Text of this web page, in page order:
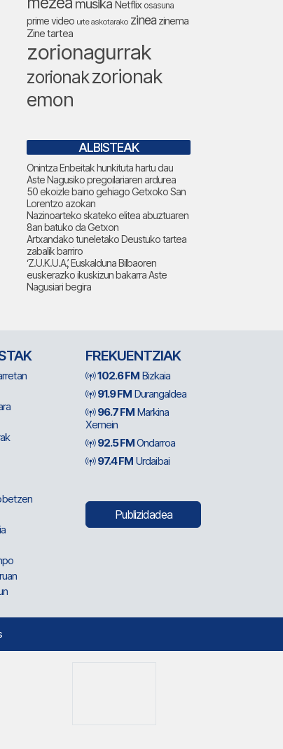
musika Netflix osasuna
prime video urte askotarako zinea zinema
Zine tartea
zorionagurrak
zorionakzorionak
emon
ALBISTEAK
Onintza Enbeitak hunkituta hartu dau
Aste Nagusiko pregoilariaren ardurea
50 ekoizle baino gehiago Getxoko San
Lorentzo azokan
Nazinoarteko skateko elitea abuztuaren
8an batuko da Getxon
Artxandako tuneletako Deustuko tartea
zabalik barriro
‘Z.U.K.U.A.’, Euskalduna Bilbaoren
euskerazko ikuskizun bakarra Aste
Nagusiari begira
FREKUENTZIAK
102.6 FM Bizkaia
91.9 FM Durangaldea
96.7 FM Markina
Xemein
92.5 FMOndarroa
97.4 FM Urdaibai
Publizidadea